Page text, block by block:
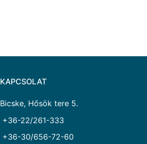
KAPCSOLAT
Bicske, Hősök tere 5.
+36-22/261-333
+36-30/656-72-60